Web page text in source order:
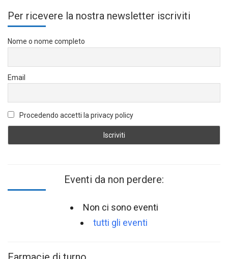
Per ricevere la nostra newsletter iscriviti
Nome o nome completo
Email
Procedendo accetti la privacy policy
Eventi da non perdere:
Non ci sono eventi
tutti gli eventi